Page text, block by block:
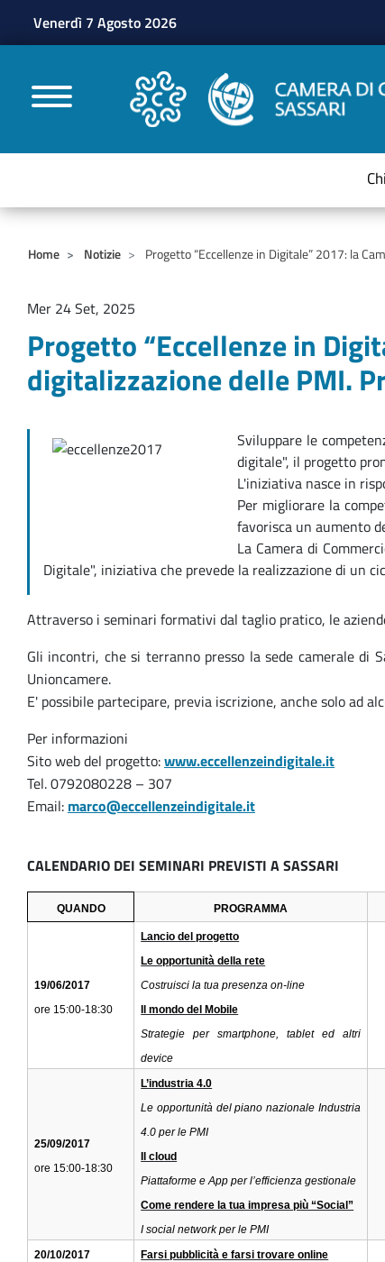
Venerdì 7 Agosto 2026
CAMERE DI
Home Notizie Progetto “Eccellenze in Digitale” 2017: la
Mer 24 Set, 2025
Progetto “Eccellenze in
digitalizzazione delle PMI.
Sviluppare le
digitale", il progetto
L'iniziativa nasce in
Per migliorare la
favorisca un aumento
La Camera di
Digitale", iniziativa che prevede la realizzazione di un
Attraverso i seminari formativi dal taglio pratico, le
Gli incontri, che si terranno presso la sede camerale di
Unioncamere.
E' possibile partecipare, previa iscrizione, anche solo ad
Per informazioni
Sito web del progetto:www.eccellenzeindigitale.it
Tel. 0792080228 – 307
Email: marco@eccellenzeindigitale.it
CALENDARIO DEI SEMINARI PREVISTI A SASSARI
QUANDO PROGRAMMA
19/06/2017
ore 15:00-18:30
Lancio del progetto
Le opportunità della rete
Costruisci la tua presenza on-line
Il mondo del Mobile
Strategie per smartphone, tablet ed altri
device
25/09/2017
ore 15:00-18:30
L’industria 4.0
Le opportunità del piano nazionale Industria
4.0 per le PMI
Il cloud
Piattaforme e App per l’efficienza gestionale
Come rendere la tua impresa più “Social”
I social network per le PMI
20/10/2017
Farsi pubblicità e farsi trovare online